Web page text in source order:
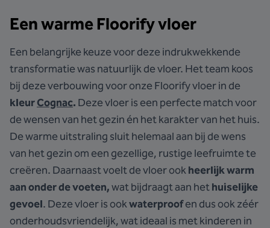
Een warme Floorify vloer
Een belangrijke keuze voor deze indrukwekkende
transformatie was natuurlijk de vloer. Het team koos
bij deze verbouwing voor onze Floorify vloer in de
kleurCognac. Deze vloer is een perfecte match voor
de wensen van het gezin én het karakter van het huis.
De warme uitstraling sluit helemaal aan bij de wens
van het gezin om een gezellige, rustige leefruimte te
creëren. Daarnaast voelt de vloer ookheerlijk warm
aan onder de voeten,wat bijdraagt aan hethuiselijke
gevoel. Deze vloer is ookwaterproofen dus ook zéér
onderhoudsvriendelijk, wat ideaal is met kinderen in